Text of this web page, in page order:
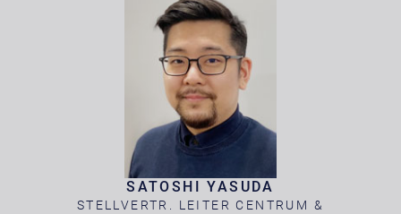
SATOSHI YASUDA
STELLVERTR. LEITER CENTRUM &